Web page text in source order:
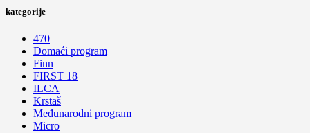
kategorije
470
Domaći program
Finn
FIRST 18
ILCA
Krstaš
Međunarodni program
Micro